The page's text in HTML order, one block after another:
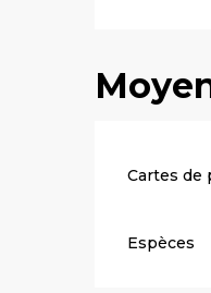
Cartes de
Espèces